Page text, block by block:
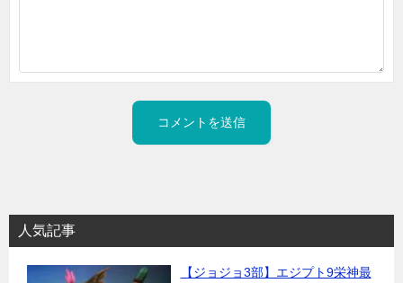
人気記事
【ジョジョ3部】エジプト9栄神最